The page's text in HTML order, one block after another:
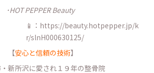
･HOT PEPPER Beauty
📱：https://beauty.hotpepper.jp/k
r/slnH000630125/
【安心と信頼の技術】
新所沢に愛され１９年の整骨院